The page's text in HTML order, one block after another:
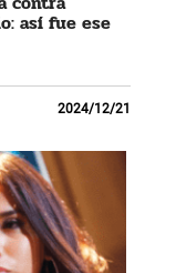
así fue ese
2024/12/21